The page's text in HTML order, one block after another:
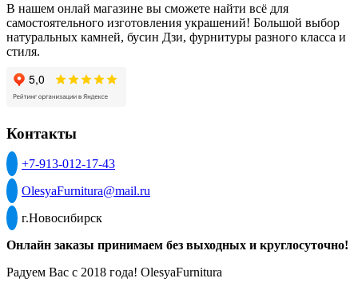
В нашем онлай магазине вы сможете найти всё для
самостоятельного изготовления украшений! Большой выбор
натуральных камней, бусин Дзи, фурнитуры разного класса и
стиля.
Контакты
+7-913-012-17-43
OlesyaFurnitura@mail.ru
г.Новосибирск
Онлайн заказы принимаем без выходных и круглосуточно!
Радуем Вас с 2018 года! OlesyaFurnitura